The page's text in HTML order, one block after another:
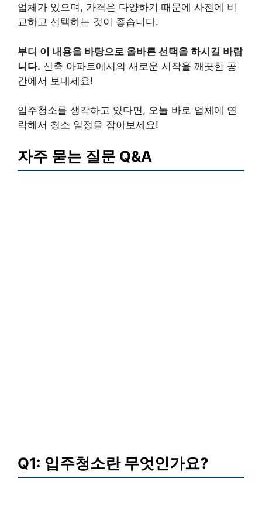
업체가 있으며, 가격은 다양하기 때문에 사전에 비
교하고 선택하는 것이 좋습니다.
부디 이 내용을 바탕으로 올바른 선택을 하시길 바랍
니다. 신축 아파트에서의 새로운 시작을 깨끗한 공
간에서 보내세요!
입주청소를 생각하고 있다면, 오늘 바로 업체에 연
락해서 청소 일정을 잡아보세요!
자주 묻는 질문 Q&A
Q1: 입주청소란 무엇인가요?